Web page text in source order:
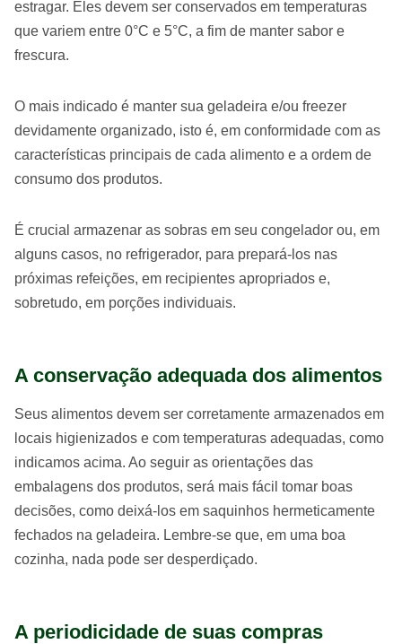
estragar. Eles devem ser conservados em temperaturas
que variem entre 0°C e 5°C, a fim de manter sabor e
frescura.
O mais indicado é manter sua geladeira e/ou freezer
devidamente organizado, isto é, em conformidade com as
características principais de cada alimento e a ordem de
consumo dos produtos.
É crucial armazenar as sobras em seu congelador ou, em
alguns casos, no refrigerador, para prepará-los nas
próximas refeições, em recipientes apropriados e,
sobretudo, em porções individuais.
A conservação adequada dos alimentos
Seus alimentos devem ser corretamente armazenados em
locais higienizados e com temperaturas adequadas, como
indicamos acima. Ao seguir as orientações das
embalagens dos produtos, será mais fácil tomar boas
decisões, como deixá-los em saquinhos hermeticamente
fechados na geladeira. Lembre-se que, em uma boa
cozinha, nada pode ser desperdiçado.
A periodicidade de suas compras